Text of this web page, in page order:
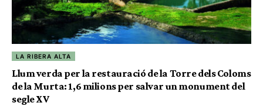
LA RIBERA ALTA
Llum verda per la restauració de la Torre dels Coloms
de la Murta: 1,6 milions per salvar un monument del
segle XV